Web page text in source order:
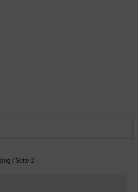
/ Seite 2